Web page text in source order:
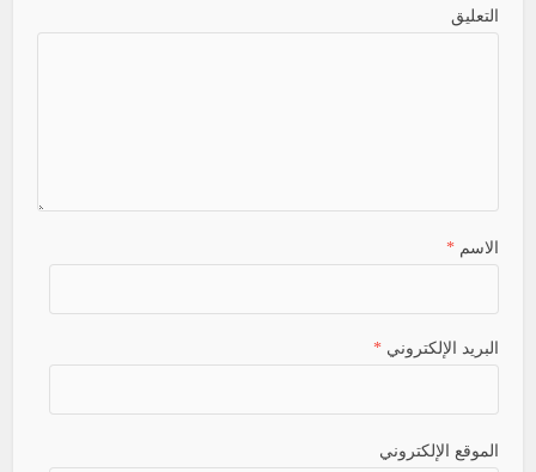
التعليق
الاسم*
البريد الإلكتروني*
الموقع الإلكتروني